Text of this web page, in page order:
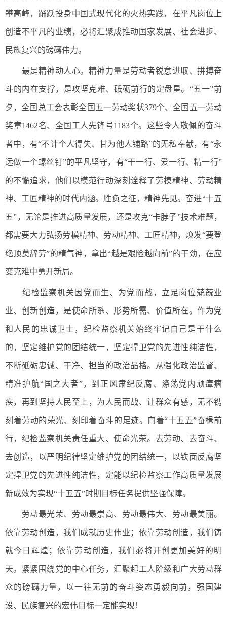
攀高峰，踊跃投身中国式现代化的火热实践，在平凡岗位上
创造不平凡的业绩，必将汇聚成推动国家发展、社会进步、
民族复兴的磅礴伟力。
最是精神动人心。精神力量是劳动者锐意进取、拼搏奋
斗的内在支撑，是攻坚克难、砥砺前行的定盘星。“五一”前
夕，全国总工会表彰全国五一劳动奖状379个、全国五一劳动
奖章1462名、全国工人先锋号1183个。这些令人敬佩的奋斗
者中，有“不计个人得失、甘为他人铺路”的无私奉献，有“永
远做一个螺丝钉”的平凡坚守，有“干一行、爱一行、精一行”
的不懈追求，他们以模范行动深刻诠释了劳模精神、劳动精
神、工匠精神的时代内涵。胜负之征，精神先见。奋进“十五
五”，无论是推进高质量发展，还是攻克“卡脖子”技术难题，
都需要大力弘扬劳模精神、劳动精神、工匠精神，焕发“要登
绝顶莫辞劳”的精气神，拿出“越是艰险越向前”的干劲，在应
变克难中勇开新局。
纪检监察机关因党而生、为党而战，立足岗位兢兢业
业、创新创造，是使命所系、形势所需、价值所在。作为党
和人民的忠诚卫士，纪检监察机关始终牢记自己是干什么
的，坚定维护党的团结统一，坚定捍卫党的先进性纯洁性，
不断砥砺忠诚、干净、担当的政治品格。从强化政治监督、
精准护航“国之大者”，到正风肃纪反腐、涤荡党内顽瘴痼
疾，再到坚持人民至上，为人民而战、让群众有感，无不镌
刻着劳动的荣光、刻印着奋斗的足迹。向着“十五五”奋楫前
行，纪检监察机关责任重大、使命光荣。去劳动、去奋斗、
去创造，以严明纪律坚定维护党的团结统一，以铁面反腐坚
定捍卫党的先进性纯洁性，定能以纪检监察工作高质量发展
新成效为实现“十五五”时期目标任务提供坚强保障。
劳动最光荣、劳动最崇高、劳动最伟大、劳动最美丽。
依靠劳动创造，我们成就历史伟业；依靠劳动创造，我们铸
就今日辉煌；依靠劳动创造，我们必将开创更加美好的明
天。紧紧围绕党的中心任务，汇聚起工人阶级和广大劳动群
众的磅礴力量，以一往无前的奋斗姿态勇毅向前，强国建
设、民族复兴的宏伟目标一定能实现！